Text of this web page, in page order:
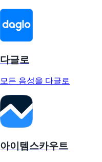
다글로
모든 음성을 다글로
아이템스카우트